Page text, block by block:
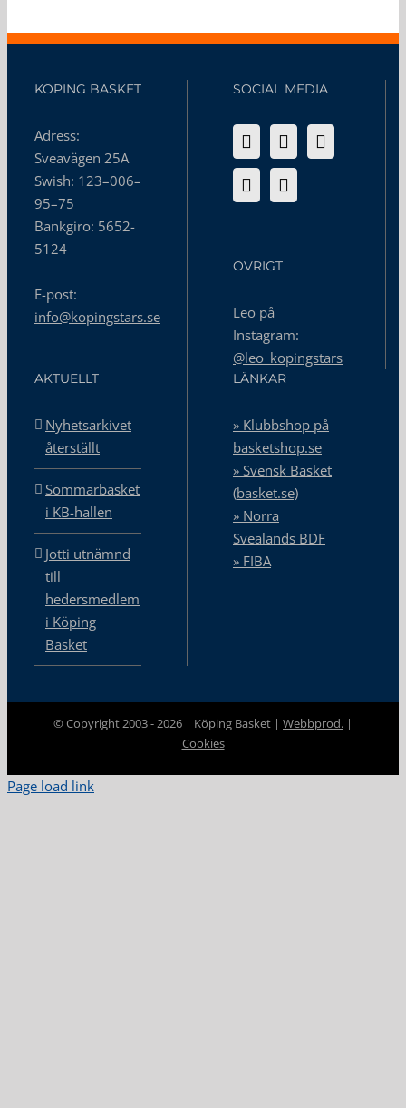
KÖPING BASKET
Adress:
Sveavägen 25A
Swish: 123–006–
95–75
Bankgiro: 5652-
5124
E-post:
info@kopingstars.se
SOCIAL MEDIA
ÖVRIGT
Leo på
Instagram:
@leo_kopingstars
AKTUELLT
Nyhetsarkivet
återställt
Sommarbasket
i KB-hallen
Jotti utnämnd
till
hedersmedlem
i Köping
Basket
LÄNKAR
» Klubbshop på
basketshop.se
» Svensk Basket
(basket.se)
» Norra
Svealands BDF
» FIBA
© Copyright 2003 -2026 | Köping Basket | Webbprod. |
Cookies
Page load link